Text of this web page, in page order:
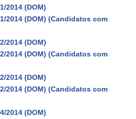
2014 (DOM)
2014 (DOM) (Candidatos com
2014 (DOM)
2014 (DOM) (Candidatos com
2014 (DOM)
2014 (DOM) (Candidatos com
2014 (DOM)